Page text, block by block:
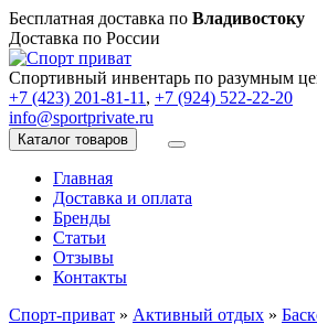
Бесплатная доставка по Владивостоку
Доставка по России
Спортивный инвентарь по разумным
+7 (423) 201-81-11 , +7 (924) 522-22-20
info@sportprivate.ru
Каталог товаров
Главная
Доставка и оплата
Бренды
Статьи
Отзывы
Контакты
Спорт-приват » Активный отдых »